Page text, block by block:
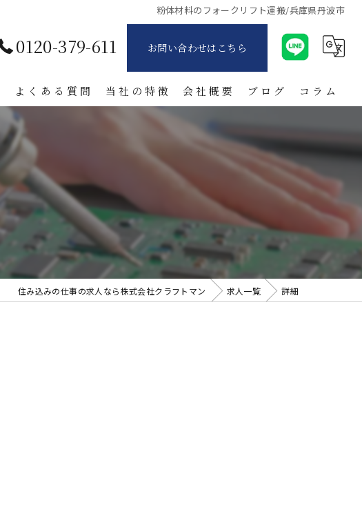
粉体材料のフォークリフト運搬/兵庫県丹波市
0120-379-611 お問い合わせはこちら
よくある質問 当社の特徴
寮付き
日払い
紹介
会社概要 ブログ コラム
住み込みの仕事の求人なら株式会社クラフトマン 求人一覧 詳細